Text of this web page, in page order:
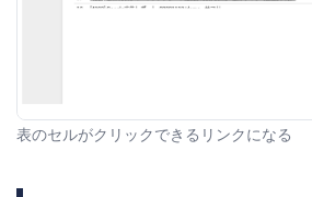
表のセルがクリックできるリンクになる